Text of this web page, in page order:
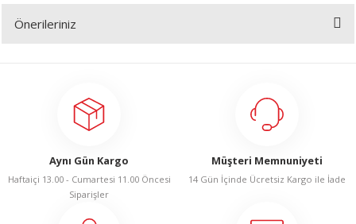
Önerileriniz
Görüş ve önerileriniz için teşekkür ederiz.
Ürün açıklamasında eksik bilgiler bulunuyor.
Ürün bilgilerinde hatalar bulunuyor.
Ürün fiyatı diğer sitelerden daha pahalı.
Aynı Gün Kargo
Haftaiçi 13.00 - Cumartesi 11.00 Öncesi
Siparişler
Müşteri Memnuniyeti
14 Gün İçinde Ücretsiz Kargo ile İade